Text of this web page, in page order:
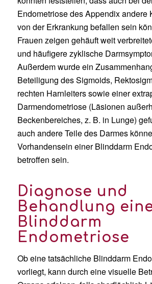
Endometriose des Appendix andere
von der Erkrankung befallen sein
Frauen zeigen gehäuft weit
und häufigere zyklische
Außerdem wurde ein
Beteiligung des Sigmoids,
rechten Harnleiters sowie einer
Darmendometriose (Läsionen
Beckenbereiches, z. B. in Lunge)
auch andere Teile des Darmes
Vorhandensein einer Blinddarm
betroffen sein.
Diagnose und
Behandlung
Blinddarm
Endometriose
Ob eine tatsächliche Blinddarm
vorliegt, kann durch eine visuelle